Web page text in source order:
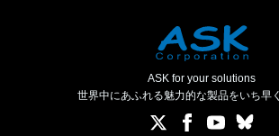
ASK for your solutions
世界中にあふれる魅力的な製品をいち早